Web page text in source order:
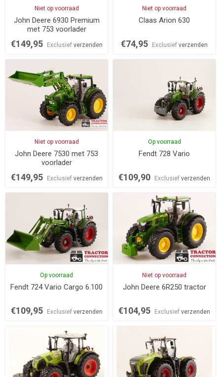
Niet op voorraad
John Deere 6930 Premium
met 753 voorlader
€149,95 Exclusief verzenden
Niet op voorraad
Claas Arion 630
€74,95 Exclusiefverzenden
Niet op voorraad
John Deere 7530 met 753
voorlader
€149,95 Exclusief verzenden
Op voorraad
Fendt 728 Vario
€109,90 Exclusiefverzenden
Op voorraad
Fendt 724 Vario Cargo 6.100
€109,95 Exclusief verzenden
Niet op voorraad
John Deere 6R250 tractor
€104,95 Exclusiefverzenden